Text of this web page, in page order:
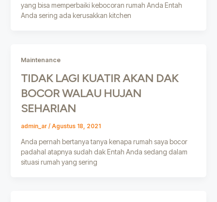
yang bisa memperbaiki kebocoran rumah Anda Entah
Anda sering ada kerusakkan kitchen
Maintenance
TIDAK LAGI KUATIR AKAN DAK
BOCOR WALAU HUJAN
SEHARIAN
admin_ar / Agustus 18, 2021
Anda pernah bertanya tanya kenapa rumah saya bocor
padahal atapnya sudah dak Entah Anda sedang dalam
situasi rumah yang sering